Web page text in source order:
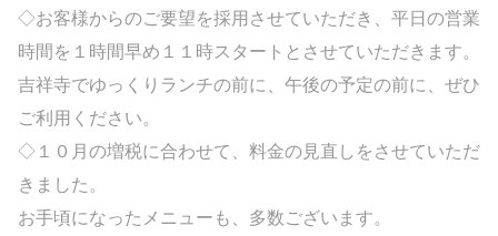
◇お客様からのご要望を採用させていただき、平日の営業
時間を１時間早め１１時スタートとさせていただきます。
吉祥寺でゆっくりランチの前に、午後の予定の前に、ぜひ
ご利用ください。
◇１０月の増税に合わせて、料金の見直しをさせていただ
きました。
お手頃になったメニューも、多数ございます。